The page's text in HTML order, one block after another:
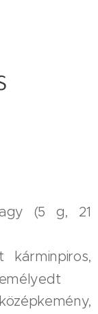
(5 g, 21
kárminpiros,